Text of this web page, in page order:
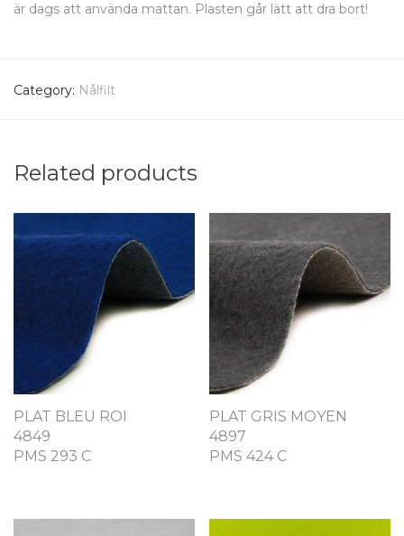
är dags att använda mattan. Plasten går lätt att dra bort!
Category: Nålfilt
Related products
PLAT BLEU ROI
4849
PMS 293 C
PLAT GRIS MOYEN
4897
PMS 424 C